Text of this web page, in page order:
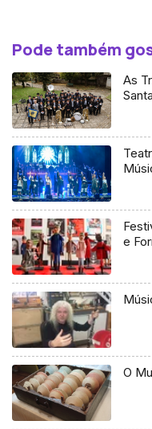
Pode também
As
e
O